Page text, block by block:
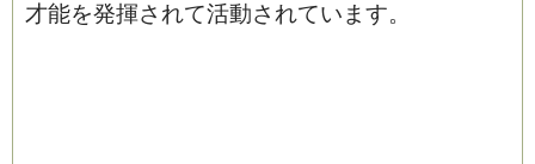
才能を発揮されて活動されています。